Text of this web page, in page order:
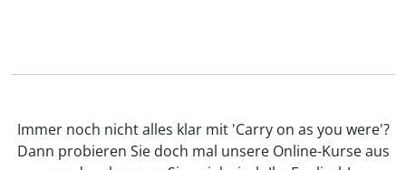
Immer noch nicht alles klar mit 'Carry on as you were'?
Dann probieren Sie doch mal unsere Online-Kurse aus